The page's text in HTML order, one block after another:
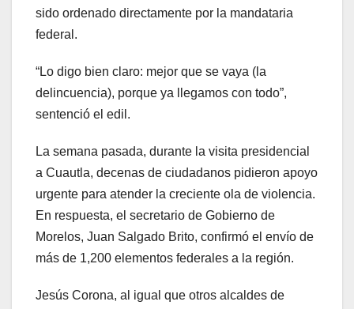
sido ordenado directamente por la mandataria
federal.
“Lo digo bien claro: mejor que se vaya (la
delincuencia), porque ya llegamos con todo”,
sentenció el edil.
La semana pasada, durante la visita presidencial
a Cuautla, decenas de ciudadanos pidieron apoyo
urgente para atender la creciente ola de violencia.
En respuesta, el secretario de Gobierno de
Morelos, Juan Salgado Brito, confirmó el envío de
más de 1,200 elementos federales a la región.
Jesús Corona, al igual que otros alcaldes de